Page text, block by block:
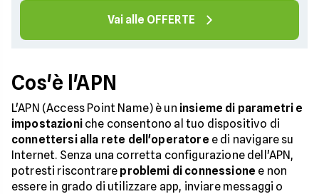
Vai alle OFFERTE
Cos'è l'APN
L'APN (Access Point Name) è un insieme di parametri e
impostazioniche consentono al tuo dispositivo di
connettersi alla rete dell'operatore e di navigare su
Internet. Senza una corretta configurazione dell'APN,
potresti riscontrare problemi di connessione e non
essere in grado di utilizzare app, inviare messaggi o